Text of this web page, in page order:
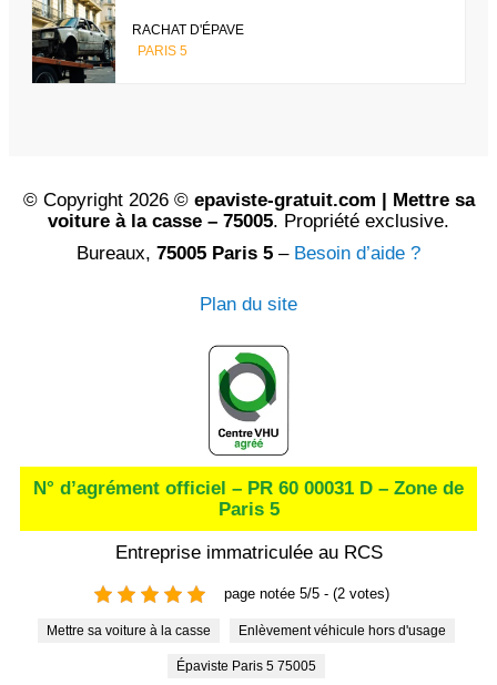
RACHAT D'ÉPAVE
PARIS 5
© Copyright 2026 © epaviste-gratuit.com | Mettre sa
voiture à la casse – 75005. Propriété exclusive.
Bureaux, 75005 Paris 5 – Besoin d’aide ?
Plan du site
N° d’agrément officiel – PR 60 00031 D – Zone de
Paris 5
Entreprise immatriculée au RCS
page notée 5/5 - (2 votes)
Mettre sa voiture à la casse Enlèvement véhicule hors d'usage
Épaviste Paris 5 75005